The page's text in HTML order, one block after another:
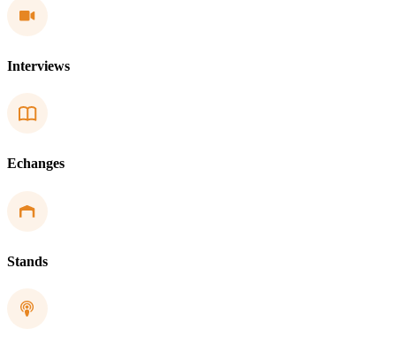
Interviews
Echanges
Stands